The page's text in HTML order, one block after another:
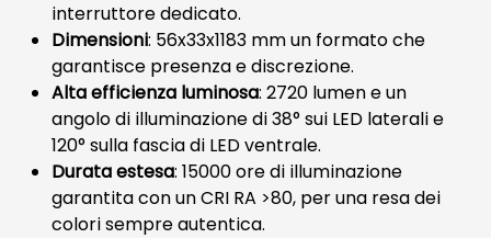
interruttore dedicato.
Dimensioni: 56x33x1183 mm un formato che
garantisce presenza e discrezione.
Alta efficienza luminosa: 2720 lumen e un
angolo di illuminazione di 38° sui LED laterali e
120° sulla fascia di LED ventrale.
Durata estesa: 15000 ore di illuminazione
garantita con un CRI RA >80, per una resa dei
colori sempre autentica.